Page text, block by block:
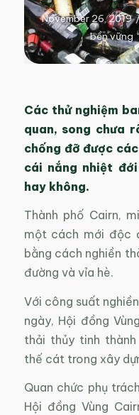
November 26, 2019
bền vững
Các thử nghiệm
quan, song chưa
chống đỡ được
cái nắng nhiệt
hay không.
Thành phố Cairn,
một cách mới độc
bằng cách nghiền
đường và vỉa hè.
Với công suất
ngày, Hội đồng
thải thủy tinh
thế cát trong xây
Quan chức phụ
Hội đồng Vùng